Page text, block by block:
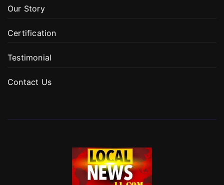
Our Story
Certification
Testimonial
Contact Us